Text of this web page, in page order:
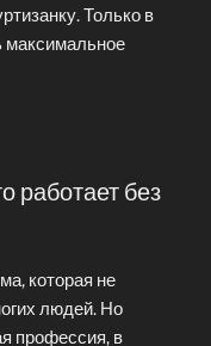
Только в
максимальное
работает без
которая не
людей. Но
профессия, в